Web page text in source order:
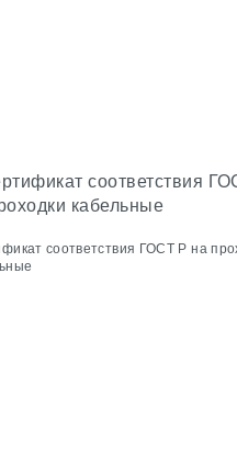
соответствия ГОСТ Р на